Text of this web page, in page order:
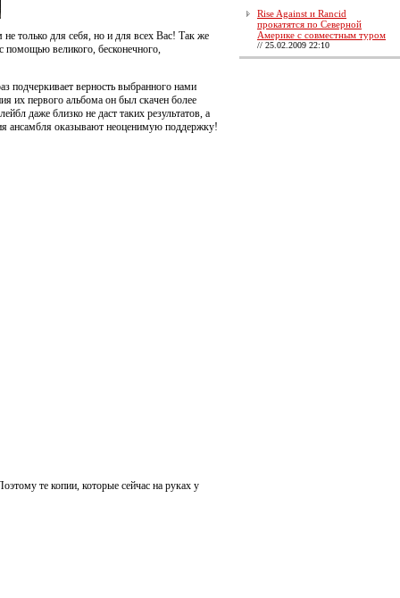
только для себя, но и для всех Вас! Так же
помощью великого, бесконечного,
подчеркивает верность выбранного нами
их первого альбома он был скачен более
даже близко не даст таких результатов, а
ансамбля оказывают неоценимую поддержку!
те копии, которые сейчас на руках у
Rise Against и Rancid
прокатятся по Северной
Америке с совместным туром
// 25.02.2009 22:10